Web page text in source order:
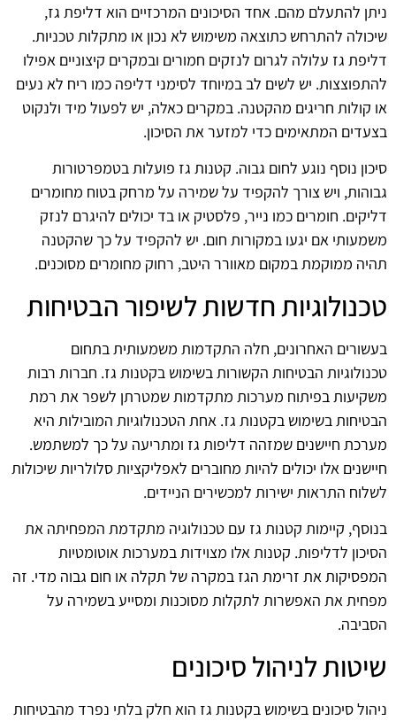
ניתן להתעלם מהם. אחד הסיכונים המרכזיים הוא דליפת גז,
שיכולה להתרחש כתוצאה משימוש לא נכון או מתקלות טכניות.
דליפת גז עלולה לגרום לנזקים חמורים ובמקרים קיצוניים אפילו
להתפוצצות. יש לשים לב במיוחד לסימני דליפה כמו ריח לא נעים
או קולות חריגים מהקטנה. במקרים כאלה, יש לפעול מיד ולנקוט
בצעדים המתאימים כדי למזער את הסיכון.
סיכון נוסף נוגע לחום גבוה. קטנות גז פועלות בטמפרטורות
גבוהות, ויש צורך להקפיד על שמירה על מרחק בטוח מחומרים
דליקים. חומרים כמו נייר, פלסטיק או בד יכולים להיגרם לנזק
משמעותי אם יגעו במקורות חום. יש להקפיד על כך שהקטנה
תהיה ממוקמת במקום מאוורר היטב, רחוק מחומרים מסוכנים.
טכנולוגיות חדשות לשיפור הבטיחות
בעשורים האחרונים, חלה התקדמות משמעותית בתחום
טכנולוגיות הבטיחות הקשורות בשימוש בקטנות גז. חברות רבות
משקיעות בפיתוח מערכות מתקדמות שמטרתן לשפר את רמת
הבטיחות בשימוש בקטנות גז. אחת הטכנולוגיות המובילות היא
מערכת חיישנים שמזהה דליפות גז ומתריעה על כך למשתמש.
חיישנים אלו יכולים להיות מחוברים לאפליקציות סלולריות שיכולות
לשלוח התראות ישירות למכשירים הניידים.
בנוסף, קיימות קטנות גז עם טכנולוגיה מתקדמת המפחיתה את
הסיכון לדליפות. קטנות אלו מצוידות במערכות אוטומטיות
המפסיקות את זרימת הגז במקרה של תקלה או חום גבוה מדי. זה
מפחית את האפשרות לתקלות מסוכנות ומסייע בשמירה על
הסביבה.
שיטות לניהול סיכונים
ניהול סיכונים בשימוש בקטנות גז הוא חלק בלתי נפרד מהבטיחות